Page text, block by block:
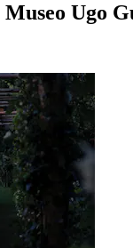
Museo Ugo